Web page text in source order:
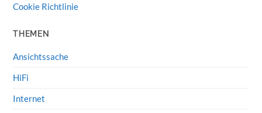
Cookie Richtlinie
THEMEN
Ansichtssache
HiFi
Internet